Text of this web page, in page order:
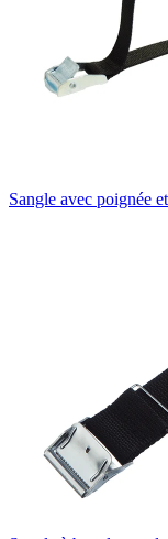
Sangle avec poignée